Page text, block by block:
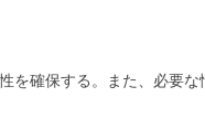
を確保する。また、必要な